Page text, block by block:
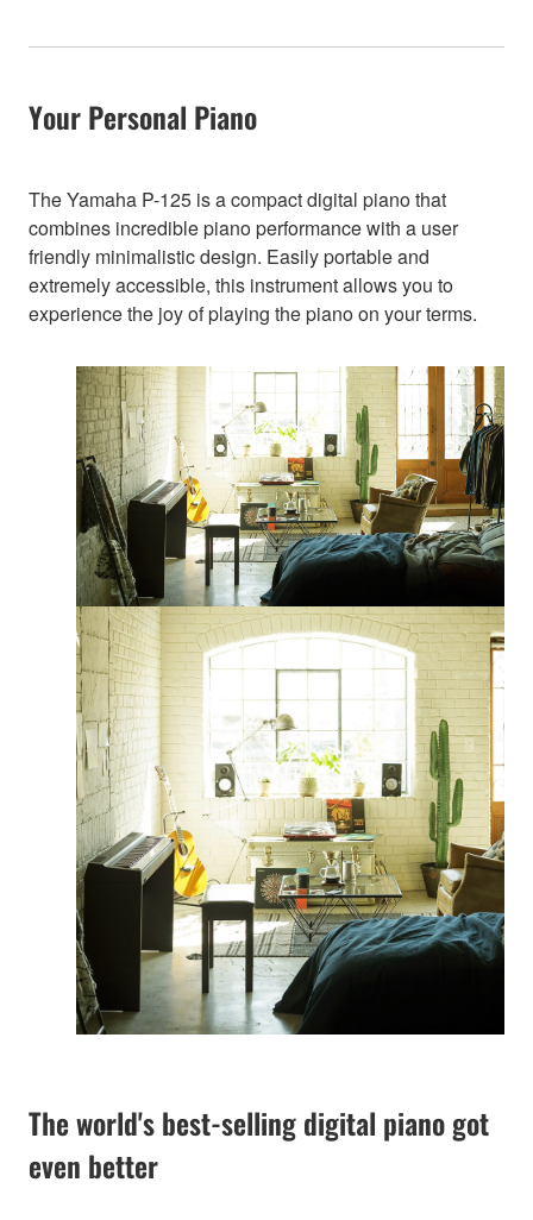
Your Personal Piano
The Yamaha P-125 is a compact digital piano that
combines incredible piano performance with a user
friendly minimalistic design. Easily portable and
extremely accessible, this instrument allows you to
experience the joy of playing the piano on your terms.
The world's best-selling digital piano got
even better